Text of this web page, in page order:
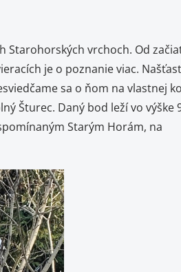
vrchoch. Od
je o poznanie viac.
sa o ňom na vlastnej
Šturec. Daný bod leží vo výške
Starým Horám, na